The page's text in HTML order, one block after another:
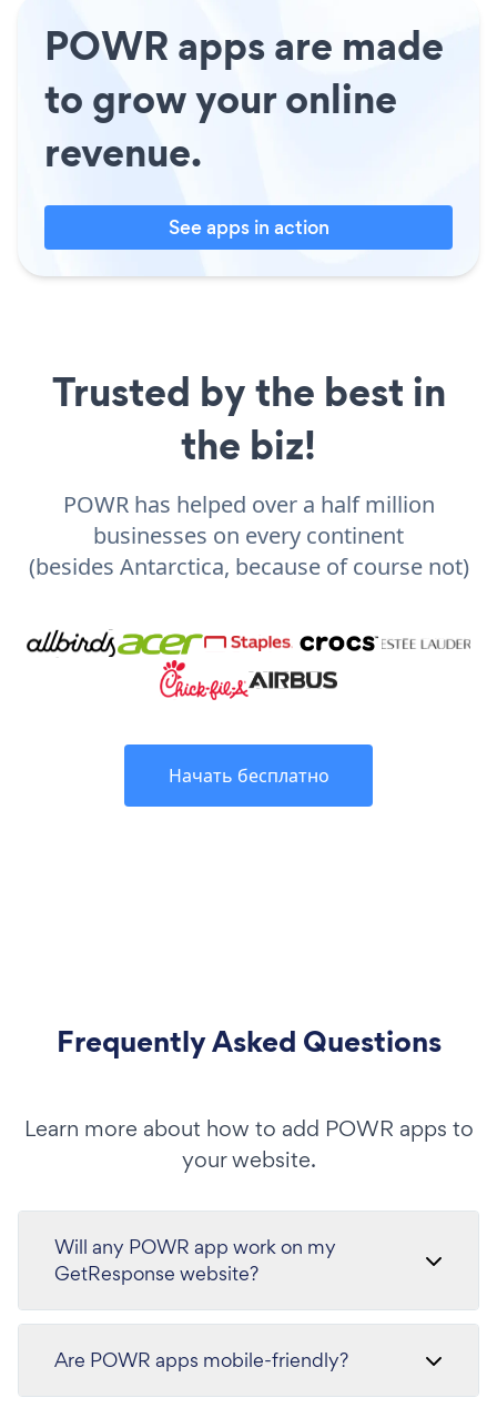
POWR apps are made
to grow your online
revenue.
See apps in action
Trusted by the best in
the biz!
POWR has helped over a half million
businesses on every continent
(besides Antarctica, because of course not)
Начать бесплатно
Frequently Asked Questions
Learn more about how to add POWR apps to
your website.
Will any POWR app work on my
GetResponse website?
Are POWR apps mobile-friendly?